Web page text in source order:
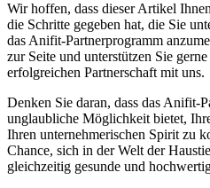
Wir hoffen, dass dieser Artikel
die ‌Schritte ‍gegeben‍ hat, die ⁢Sie
das Anifit-Partnerprogramm
zur‍ Seite ​und unterstützen Sie​
erfolgreichen Partnerschaft mit ⁢uns.
Denken Sie⁤ daran,⁢ dass⁤ das Anifit-
unglaubliche Möglichkeit bietet,​
Ihren⁣ unternehmerischen​ Spirit zu
Chance, sich in der ⁤Welt der
gleichzeitig ‍gesunde und